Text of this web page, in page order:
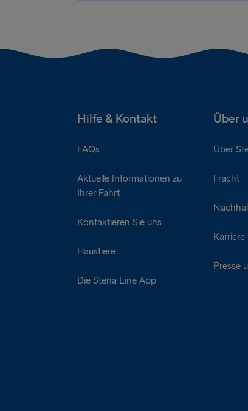
Hilfe & Kontakt Über
FAQs
Aktuelle Informationen zu
Ihrer Fahrt
Kontaktieren Sie uns
Haustiere
Die Stena Line App
Über
Fracht
Karriere
Presse